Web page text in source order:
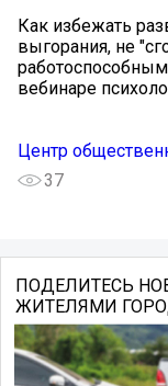
Как избежать
выгорания, не
вебинаре
Центр
37
ПОДЕЛИТЕСЬ
ЖИТЕЛЯМИ